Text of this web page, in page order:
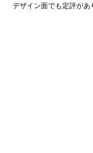
デザイン面でも定評があ